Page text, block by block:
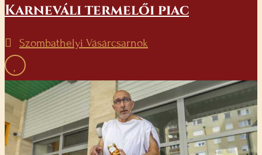
Karneváli termelői piac
Szombathelyi Vásárcsarnok